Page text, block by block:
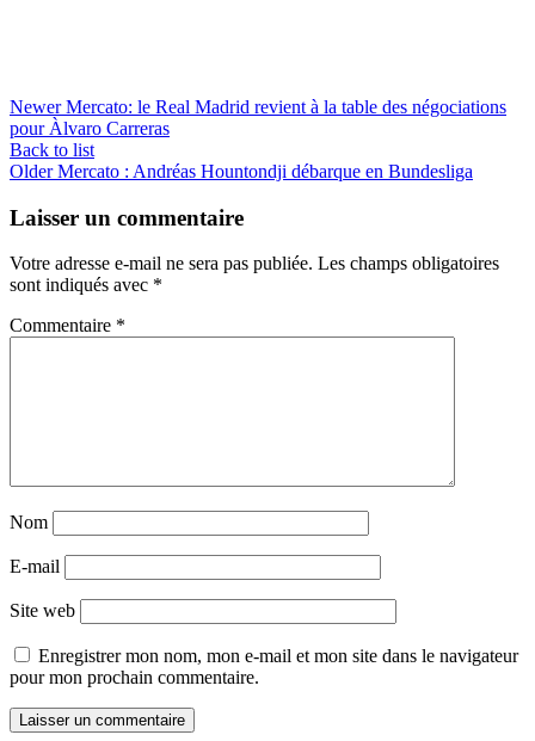
Newer Mercato: le Real Madrid revient à la table des négociations
pour Àlvaro Carreras
Back to list
Older Mercato : Andréas Hountondji débarque en Bundesliga
Laisser un commentaire
Votre adresse e-mail ne sera pas publiée. Les champs obligatoires
sont indiqués avec *
Commentaire *
Nom
E-mail
Site web
Enregistrer mon nom, mon e-mail et mon site dans le navigateur
pour mon prochain commentaire.